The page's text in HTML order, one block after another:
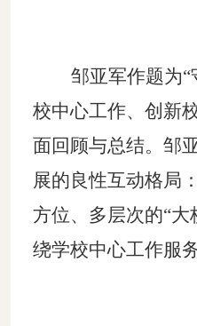
邹亚军作题为
校中心工作、创新
面回顾与总结。邹
展的良性互动格局 ：
方位、多层次的“大
绕学校中心工作服